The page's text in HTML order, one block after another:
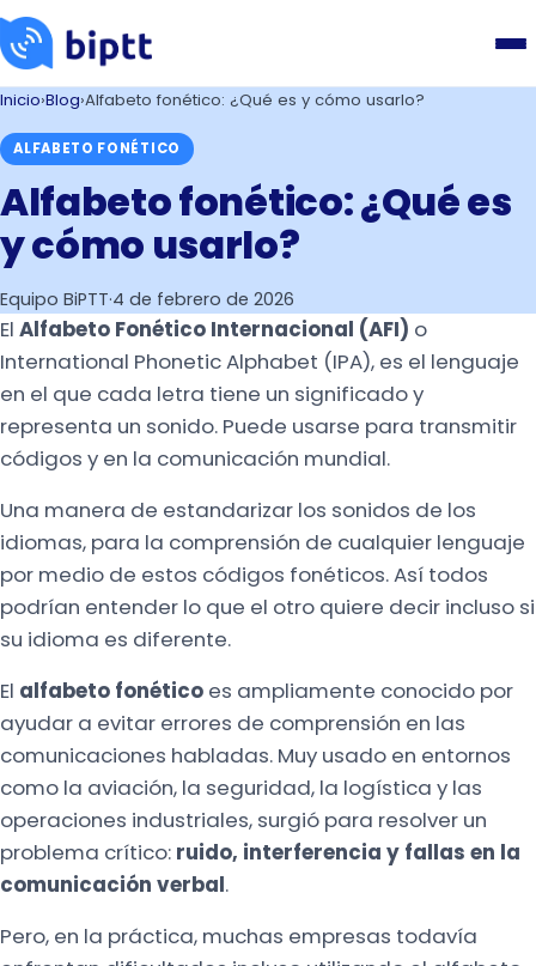
Inicio›Blog›Alfabeto fonético: ¿Qué es y cómo usarlo?
ALFABETO FONÉTICO
Alfabeto fonético: ¿Qué es
y cómo usarlo?
Equipo BiPTT·4 de febrero de 2026
El Alfabeto Fonético Internacional (AFI) o
International Phonetic Alphabet (IPA), es el lenguaje
en el que cada letra tiene un significado y
representa un sonido. Puede usarse para transmitir
códigos y en la comunicación mundial.
Una manera de estandarizar los sonidos de los
idiomas, para la comprensión de cualquier lenguaje
por medio de estos códigos fonéticos. Así todos
podrían entender lo que el otro quiere decir incluso si
su idioma es diferente.
El alfabeto fonético es ampliamente conocido por
ayudar a evitar errores de comprensión en las
comunicaciones habladas. Muy usado en entornos
como la aviación, la seguridad, la logística y las
operaciones industriales, surgió para resolver un
problema crítico: ruido, interferencia y fallas en la
comunicación verbal.
Pero, en la práctica, muchas empresas todavía